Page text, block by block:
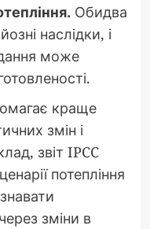
Обидва
наслідки, і
може
краще
змін і
звіт IPCC
потепління
зміни в